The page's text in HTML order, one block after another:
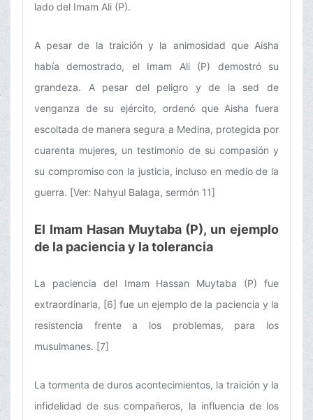
lado del Imam Ali (P).
A pesar de la traición y la animosidad que Aisha
había demostrado, el Imam Ali (P) demostró su
grandeza. A pesar del peligro y de la sed de
venganza de su ejército, ordenó que Aisha fuera
escoltada de manera segura a Medina, protegida por
cuarenta mujeres, un testimonio de su compasión y
su compromiso con la justicia, incluso en medio de la
guerra. [Ver: Nahyul Balaga, sermón 11]
El Imam Hasan Muytaba (P), un ejemplo
de la paciencia y la tolerancia
La paciencia del Imam Hassan Muytaba (P) fue
extraordinaria, [6] fue un ejemplo de la paciencia y la
resistencia frente a los problemas, para los
musulmanes. [7]
La tormenta de duros acontecimientos, la traición y la
infidelidad de sus compañeros, la influencia de los